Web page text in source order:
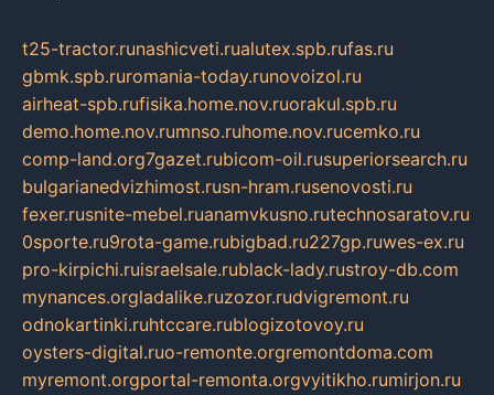
t25-tractor.runashicveti.rualutex.spb.rufas.ru
gbmk.spb.ruromania-today.runovoizol.ru
airheat-spb.rufisika.home.nov.ruorakul.spb.ru
demo.home.nov.rumnso.ruhome.nov.rucemko.ru
comp-land.org7gazet.rubicom-oil.rusuperiorsearch.ru
bulgarianedvizhimost.rusn-hram.rusenovosti.ru
fexer.rusnite-mebel.ruanamvkusno.rutechnosaratov.ru
0sporte.ru9rota-game.rubigbad.ru227gp.ruwes-ex.ru
pro-kirpichi.ruisraelsale.rublack-lady.rustroy-db.com
mynances.orgladalike.ruzozor.rudvigremont.ru
odnokartinki.ruhtccare.rublogizotovoy.ru
oysters-digital.ruo-remonte.orgremontdoma.com
myremont.orgportal-remonta.orgvyitikho.rumirjon.ru